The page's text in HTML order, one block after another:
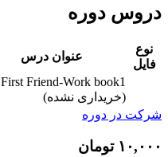
دروس دوره
نوع
فایل
عنوان درس
First Friend-Work book1
(خریداری نشده)
شرکت در دوره
۱۰,۰۰۰ تومان